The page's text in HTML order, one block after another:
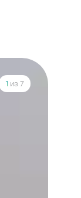
1 из 7